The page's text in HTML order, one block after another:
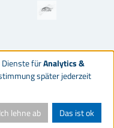
Dienste fürAnalytics &
später jederzeit
Ich lehne ab Das ist ok